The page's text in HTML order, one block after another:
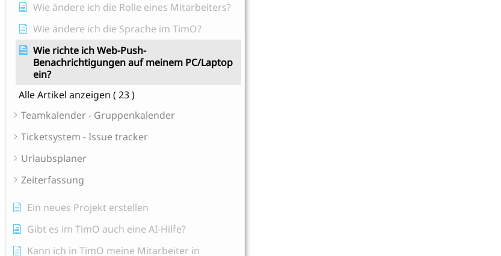
Wie ändere ich die Rolle eines Mitarbeiters?
Wie ändere ich die Sprache im TimO?
Wie richte ich Web-Push-
Benachrichtigungen auf meinem PC/Laptop
ein?
Alle Artikel anzeigen ( 23 )
Teamkalender - Gruppenkalender
Ticketsystem - Issue tracker
Urlaubsplaner
Zeiterfassung
Ein neues Projekt erstellen
Gibt es im TimO auch eine AI-Hilfe?
Kann ich in TimO meine Mitarbeiter in